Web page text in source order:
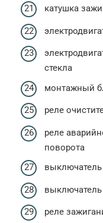
катушка
стекла
монтажный
реле
реле
поворота
выключатель
реле